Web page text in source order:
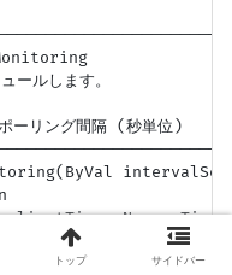
トップ サイドバー